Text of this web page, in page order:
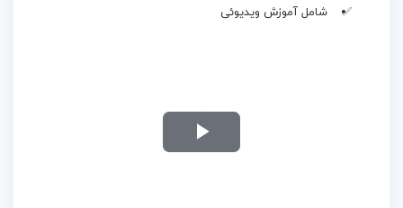
شامل آموزش ویدیوئی
Play